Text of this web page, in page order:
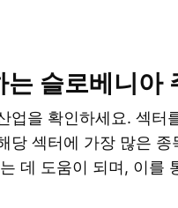
는 슬로베니아
업을 확인하세요. 섹터
당 섹터에 가장 많은
데 도움이 되며, 이를